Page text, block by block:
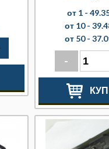
от 1 -
от 10 -
от 50 -
-